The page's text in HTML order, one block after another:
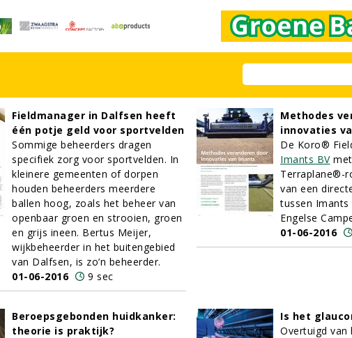
Fieldmanager in Dalfsen heeft
één potje geld voor sportvelden
Sommige beheerders dragen
specifiek zorg voor sportvelden. In
kleinere gemeenten of dorpen
houden beheerders meerdere
ballen hoog, zoals het beheer van
openbaar groen en strooien, groen
en grijs ineen. Bertus Meijer,
wijkbeheerder in het buitengebied
van Dalfsen, is zo’n beheerder.
01-06-2016
9 sec
Methodes
innovaties
De Koro®
Imants BV
Terraplane®-
van een
tussen Imants
Engelse
01-06-2016
Beroepsgebonden huidkanker:
theorie is praktijk?
Is het
Overtuigd van